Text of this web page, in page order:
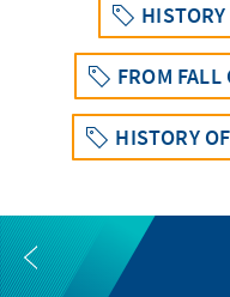
FROM
HISTORY